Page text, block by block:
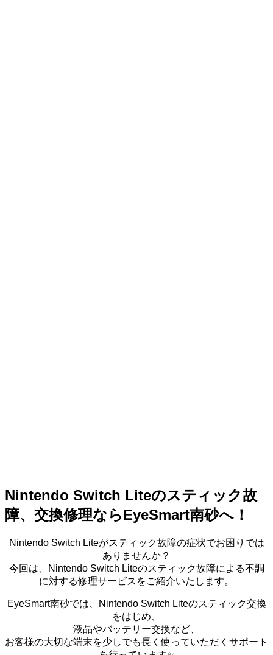
Nintendo Switch Liteのスティック故
障、交換修理ならEyeSmart南砂へ！
Nintendo Switch Liteがスティック故障の症状でお困りでは
ありませんか？
今回は、Nintendo Switch Liteのスティック故障による不調
に対する修理サービスをご紹介いたします。
EyeSmart南砂では、Nintendo Switch Liteのスティック交換
をはじめ、
液晶やバッテリー交換など、
お客様の大切な端末を少しでも長く使っていただくサポート